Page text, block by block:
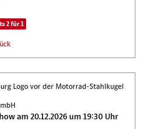
2 für 1
am 20.12.2026 um 19:30 Uhr